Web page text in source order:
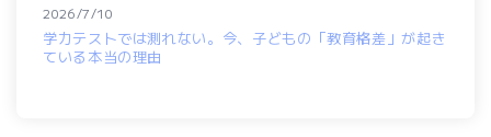
学力テストでは測れない。今、子どもの「教育格差」が起き
ている本当の理由
2026/7/10